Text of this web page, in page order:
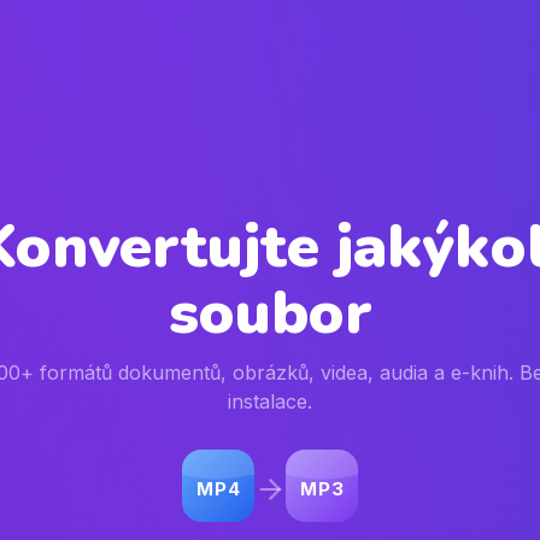
soubor
formátů dokumentů, obrázků, videa, audia a e-knih.
instalace.
JPG PNG